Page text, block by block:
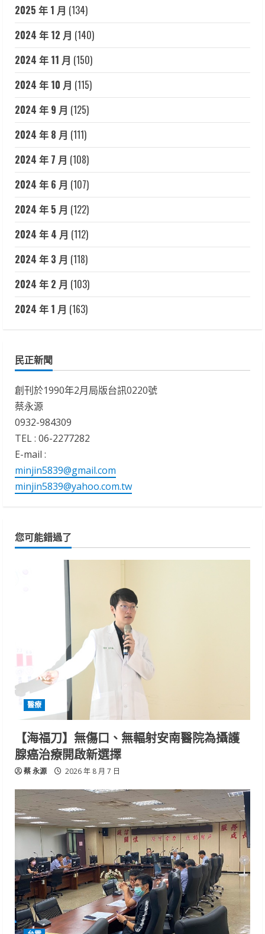
2025 年 1 月 (134)
2024 年 12 月 (140)
2024 年 11 月 (150)
2024 年 10 月 (115)
2024 年 9 月 (125)
2024 年 8 月 (111)
2024 年 7 月 (108)
2024 年 6 月 (107)
2024 年 5 月 (122)
2024 年 4 月 (112)
2024 年 3 月 (118)
2024 年 2 月 (103)
2024 年 1 月 (163)
民正新聞
創刊於1990年2月局版台訊0220號
蔡永源
0932-984309
TEL : 06-2277282
E-mail :
minjin5839@gmail.com
minjin5839@yahoo.com.tw
您可能錯過了
醫療
【海福刀】無傷口、無輻射安南醫院為攝護
腺癌治療開啟新選擇
蔡 永源 2026 年 8 月 7 日